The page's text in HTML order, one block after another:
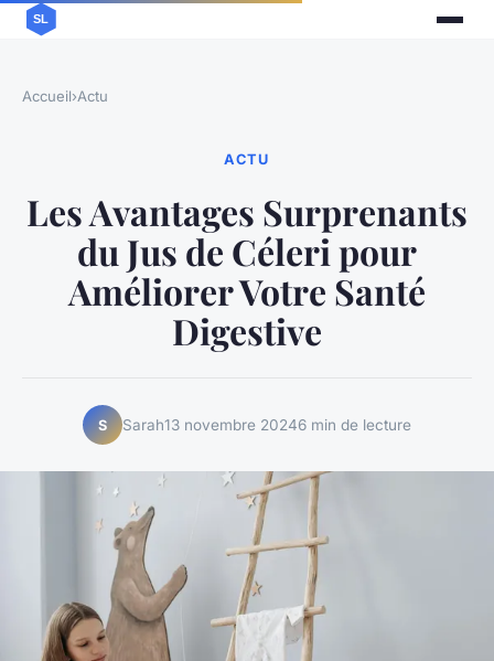
Accueil›Actu
ACTU
Les Avantages Surprenants
du Jus de Céleri pour
Améliorer Votre Santé
Digestive
S Sarah13 novembre 20246 min de lecture